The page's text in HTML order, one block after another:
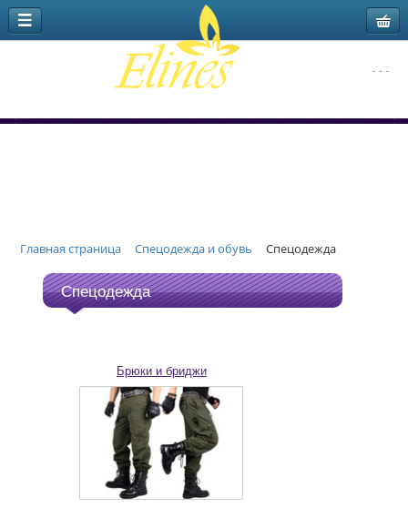
Главная страница Спецодежда и обувь Спецодежда
Спецодежда
Брюки и бриджи